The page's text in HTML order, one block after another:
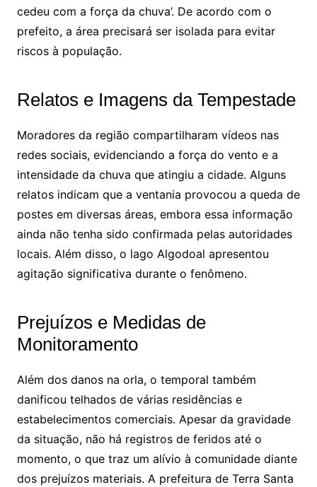
cedeu com a força da chuva’. De acordo com o
prefeito, a área precisará ser isolada para evitar
riscos à população.
Relatos e Imagens da Tempestade
Moradores da região compartilharam vídeos nas
redes sociais, evidenciando a força do vento e a
intensidade da chuva que atingiu a cidade. Alguns
relatos indicam que a ventania provocou a queda de
postes em diversas áreas, embora essa informação
ainda não tenha sido confirmada pelas autoridades
locais. Além disso, o lago Algodoal apresentou
agitação significativa durante o fenômeno.
Prejuízos e Medidas de
Monitoramento
Além dos danos na orla, o temporal também
danificou telhados de várias residências e
estabelecimentos comerciais. Apesar da gravidade
da situação, não há registros de feridos até o
momento, o que traz um alívio à comunidade diante
dos prejuízos materiais. A prefeitura de Terra Santa